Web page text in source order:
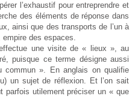
l’exhaustif pour entreprendre et
des éléments de réponse dans
ainsi que des transports de l’un à
empire des espaces.
une visite de « lieux », au
puisque ce terme désigne aussi
commun ». En anglais on qualifie
un sujet de réflexion. Et l’on sait
parfois utilement préciser un « que